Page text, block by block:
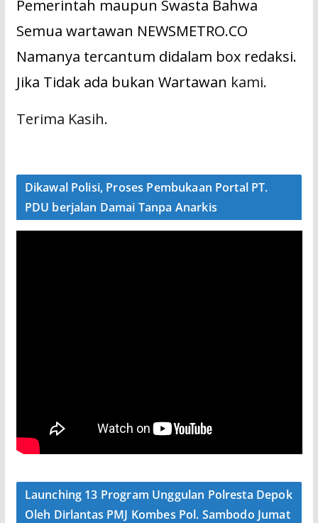
Pemerintah maupun Swasta Bahwa
Semua wartawan NEWSMETRO.CO
Namanya tercantum didalam box redaksi.
Jika Tidak ada bukan Wartawan kami.
Terima Kasih.
Dikawal Polisi, Proses Pembukaan Portal PT.
PDU berjalan Damai Tanpa Anarkis
Launching 13 Program Unggulan Polresta Depok
Oleh Dirlantas PMJ Kombes Pol. Sambodo Jumat